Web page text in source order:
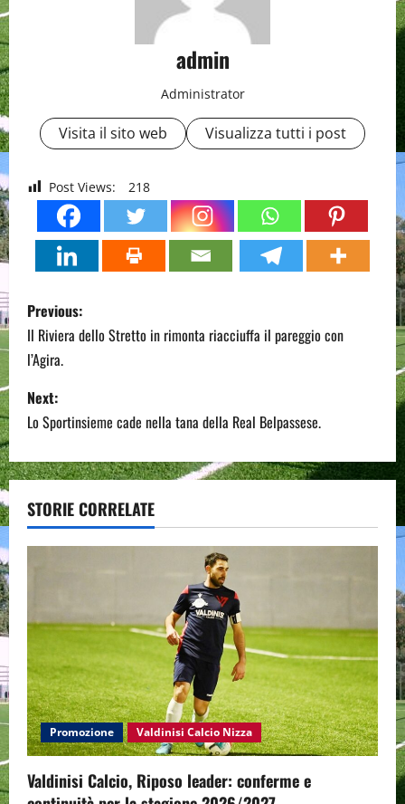
admin
Administrator
Visita il sito web Visualizza tutti i post
Post Views: 218
P
o
s
t
n
a
v
a
t
i
o
Previous:
Il Riviera dello Stretto in rimonta riacciuffa il pareggio con
l’Agira.
Next:
Lo Sportinsieme cade nella tana della Real Belpassese.
STORIE CORRELATE
Promozione Valdinisi Calcio Nizza
Valdinisi Calcio, Riposo leader: conferme e